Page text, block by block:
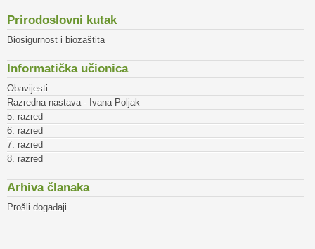
Prirodoslovni kutak
Biosigurnost i biozaštita
Informatička učionica
Obavijesti
Razredna nastava - Ivana Poljak
5. razred
6. razred
7. razred
8. razred
Arhiva članaka
Prošli događaji